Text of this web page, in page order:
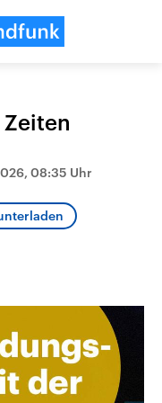
Aktuelle Beiträge,
Hintergründe
Wirtschaftlich und
gehören die Vereinigten
den mächtigsten Ländern
mit großem Einfluss auf
08:35 Uhr